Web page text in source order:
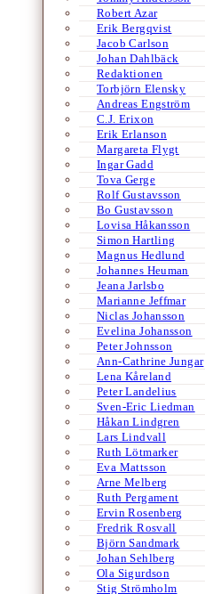
Robert Azar
Erik Bergqvist
Jacob Carlson
Johan Dahlbäck
Redaktionen
Torbjörn Elensky
Andreas Engström
C.J. Erixon
Erik Erlanson
Margareta Flygt
Ingar Gadd
Tova Gerge
Rolf Gustavsson
Bo Gustavsson
Lovisa Håkansson
Simon Hartling
Magnus Hedlund
Johannes Heuman
Jeana Jarlsbo
Marianne Jeffmar
Niclas Johansson
Evelina Johansson
Peter Johnsson
Ann-Cathrine Jungar
Lena Kåreland
Peter Landelius
Sven-Eric Liedman
Håkan Lindgren
Lars Lindvall
Ruth Lötmarker
Eva Mattsson
Arne Melberg
Ruth Pergament
Ervin Rosenberg
Fredrik Rosvall
Björn Sandmark
Johan Sehlberg
Ola Sigurdson
Stig Strömholm